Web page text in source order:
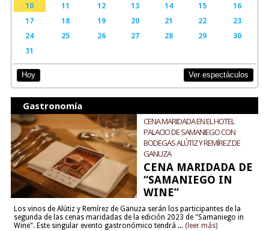
10
11 12 13 14 15
16
17
18 19 20 21 22
23
24
25 26 27 28 29
30
31
Hoy Ver espectáculos
Gastronomía
CENA MARIDADA EN EL HOTEL
PALACIO DE SAMANIEGO CON
BODEGAS ALÚTIZ Y REMÍREZ DE
GANUZA
CENA MARIDADA DE
“SAMANIEGO IN
WINE”
Los vinos de Alútiz y Remírez de Ganuza serán los participantes de la
segunda de las cenas maridadas de la edición 2023 de "Samaniego in
Wine". Este singular evento gastronómico tendrá ... (leer más)